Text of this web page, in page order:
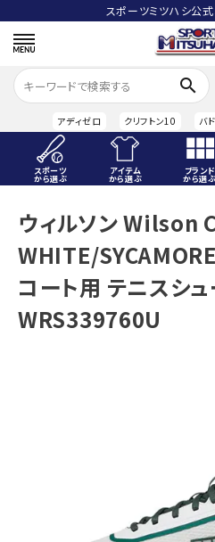
スポーツミツハシ公式
search
アディゼロ クリフトン10 バ
スポーツ
から選ぶ
アイテム
から選ぶ
ブランド
から選ぶ
ACCOUNT MENU
ようこそ ゲスト 様
meeting_room ログイン person 会員登録
スポーツから選ぶ
ウィルソン Wilson
WHITE/
コート用 テニスシ
WRS339760U